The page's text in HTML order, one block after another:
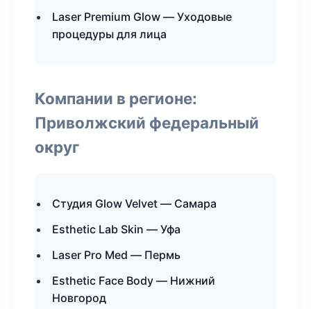
Laser Premium Glow — Уходовые
процедуры для лица
Компании в регионе:
Приволжский федеральный
округ
Студия Glow Velvet — Самара
Esthetic Lab Skin — Уфа
Laser Pro Med — Пермь
Esthetic Face Body — Нижний
Новгород